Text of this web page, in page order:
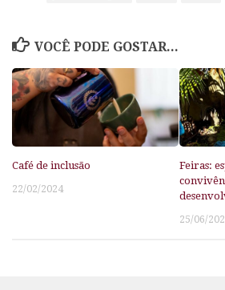
VOCÊ PODE GOSTAR...
Café de inclusão
22/02/2024
Feiras:
25/06/